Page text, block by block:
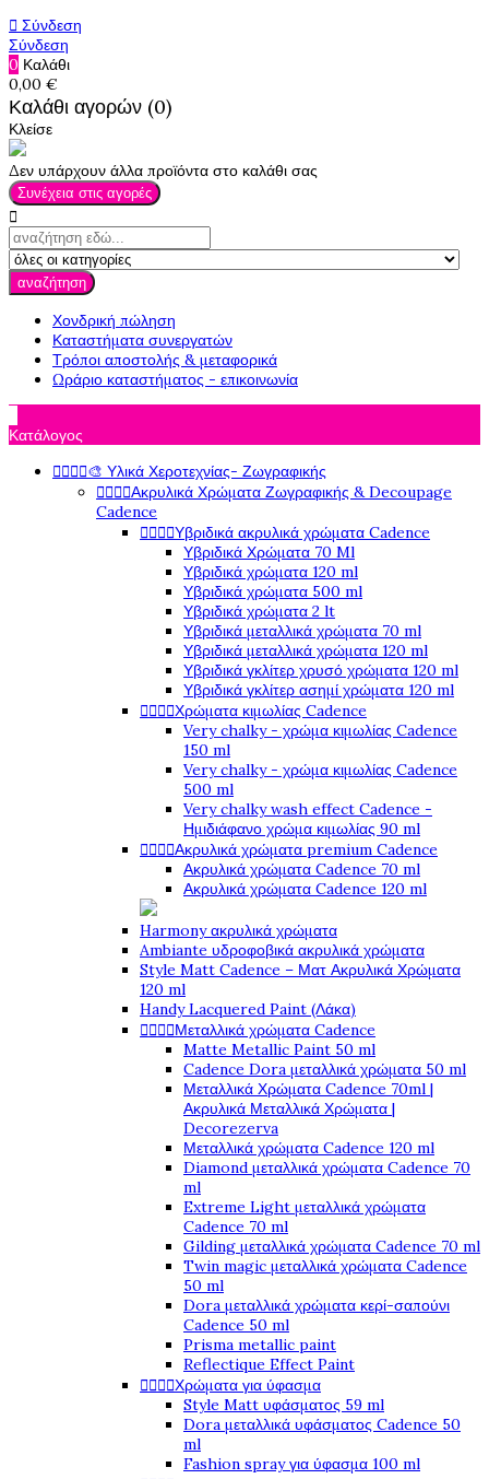
 Σύνδεση
Σύνδεση
0 Καλάθι
0,00 €
Καλάθι αγορών (0)
Κλείσε
Δεν υπάρχουν άλλα προϊόντα στο καλάθι σας
Συνέχεια στις αγορές

αναζήτηση
Χονδρική πώληση
Καταστήματα συνεργατών
Τρόποι αποστολής & μεταφορικά
Ωράριο καταστήματος - επικοινωνία
Κατάλογος
🎨 Υλικά Χεροτεχνίας- Ζωγραφικής
Ακρυλικά Χρώματα Ζωγραφικής & Decoupage
Cadence
Υβριδικά ακρυλικά χρώματα Cadence
Υβριδικά Χρώματα 70 Ml
Υβριδικά χρώματα 120 ml
Υβριδικά χρώματα 500 ml
Υβριδικά χρώματα 2 lt
Υβριδικά μεταλλικά χρώματα 70 ml
Υβριδικά μεταλλικά χρώματα 120 ml
Υβριδικά γκλίτερ χρυσό χρώματα 120 ml
Υβριδικά γκλίτερ ασημί χρώματα 120 ml
Χρώματα κιμωλίας Cadence
Very chalky - χρώμα κιμωλίας Cadence
150 ml
Very chalky - χρώμα κιμωλίας Cadence
500 ml
Very chalky wash effect Cadence -
Ημιδιάφανο χρώμα κιμωλίας 90 ml
Ακρυλικά χρώματα premium Cadence
Ακρυλικά χρώματα Cadence 70 ml
Ακρυλικά χρώματα Cadence 120 ml
Harmony ακρυλικά χρώματα
Ambiante υδροφοβικά ακρυλικά χρώματα
Style Matt Cadence – Ματ Ακρυλικά Χρώματα
120 ml
Handy Lacquered Paint (Λάκα)
Μεταλλικά χρώματα Cadence
Matte Metallic Paint 50 ml
Cadence Dora μεταλλικά χρώματα 50 ml
Μεταλλικά Χρώματα Cadence 70ml |
Ακρυλικά Μεταλλικά Χρώματα |
Decorezerva
Μεταλλικά χρώματα Cadence 120 ml
Diamond μεταλλικά χρώματα Cadence 70
ml
Extreme Light μεταλλικά χρώματα
Cadence 70 ml
Gilding μεταλλικά χρώματα Cadence 70 ml
Twin magic μεταλλικά χρώματα Cadence
50 ml
Dora μεταλλικά χρώματα κερί-σαπούνι
Cadence 50 ml
Prisma metallic paint
Reflectique Effect Paint
Χρώματα για ύφασμα
Style Matt υφάσματος 59 ml
Dora μεταλλικά υφάσματος Cadence 50
ml
Fashion spray για ύφασμα 100 ml